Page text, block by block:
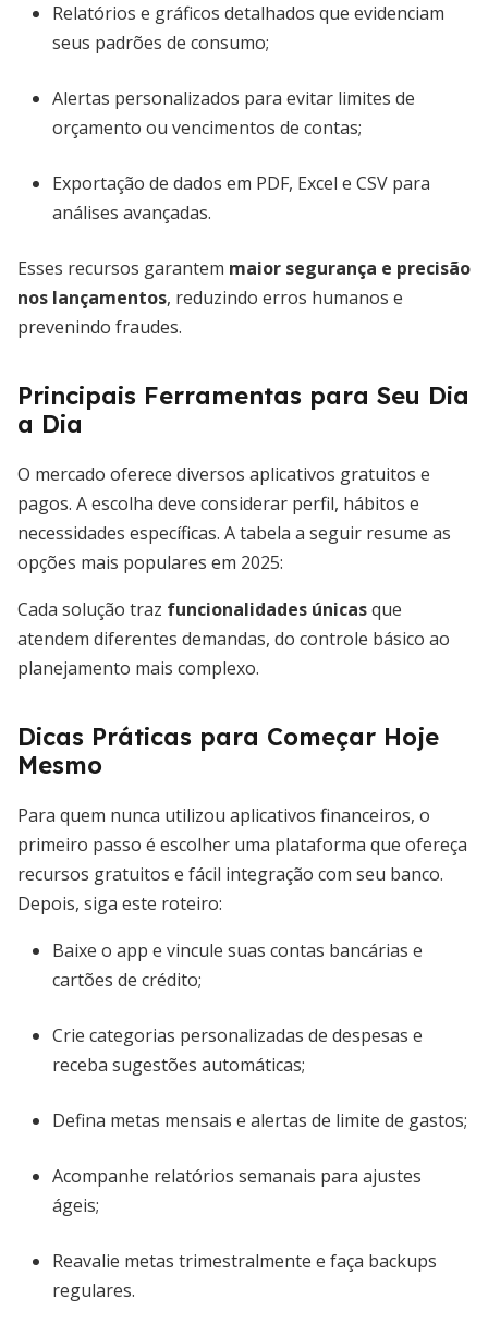
Relatórios e gráficos detalhados que evidenciam
seus padrões de consumo;
Alertas personalizados para evitar limites de
orçamento ou vencimentos de contas;
Exportação de dados em PDF, Excel e CSV para
análises avançadas.
Esses recursos garantem maior segurança e precisão
nos lançamentos, reduzindo erros humanos e
prevenindo fraudes.
Principais Ferramentas para Seu Dia
a Dia
O mercado oferece diversos aplicativos gratuitos e
pagos. A escolha deve considerar perfil, hábitos e
necessidades específicas. A tabela a seguir resume as
opções mais populares em 2025:
Cada solução traz funcionalidades únicasque
atendem diferentes demandas, do controle básico ao
planejamento mais complexo.
Dicas Práticas para Começar Hoje
Mesmo
Para quem nunca utilizou aplicativos financeiros, o
primeiro passo é escolher uma plataforma que ofereça
recursos gratuitos e fácil integração com seu banco.
Depois, siga este roteiro:
Baixe o app e vincule suas contas bancárias e
cartões de crédito;
Crie categorias personalizadas de despesas e
receba sugestões automáticas;
Defina metas mensais e alertas de limite de gastos;
Acompanhe relatórios semanais para ajustes
ágeis;
Reavalie metas trimestralmente e faça backups
regulares.